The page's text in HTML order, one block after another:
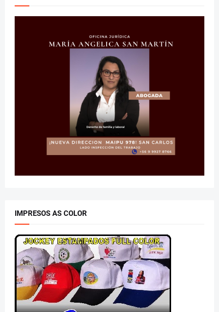
IMPRESOS AS COLOR